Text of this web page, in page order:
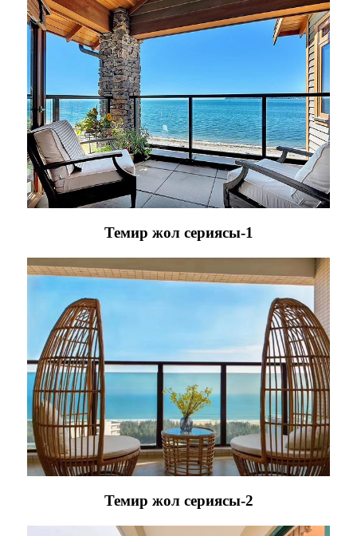
Темир жол сериясы-1
Темир жол сериясы-2